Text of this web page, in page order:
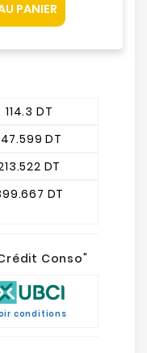
PANIER
114.3 DT
DT
DT
DT
Conso"
conditions